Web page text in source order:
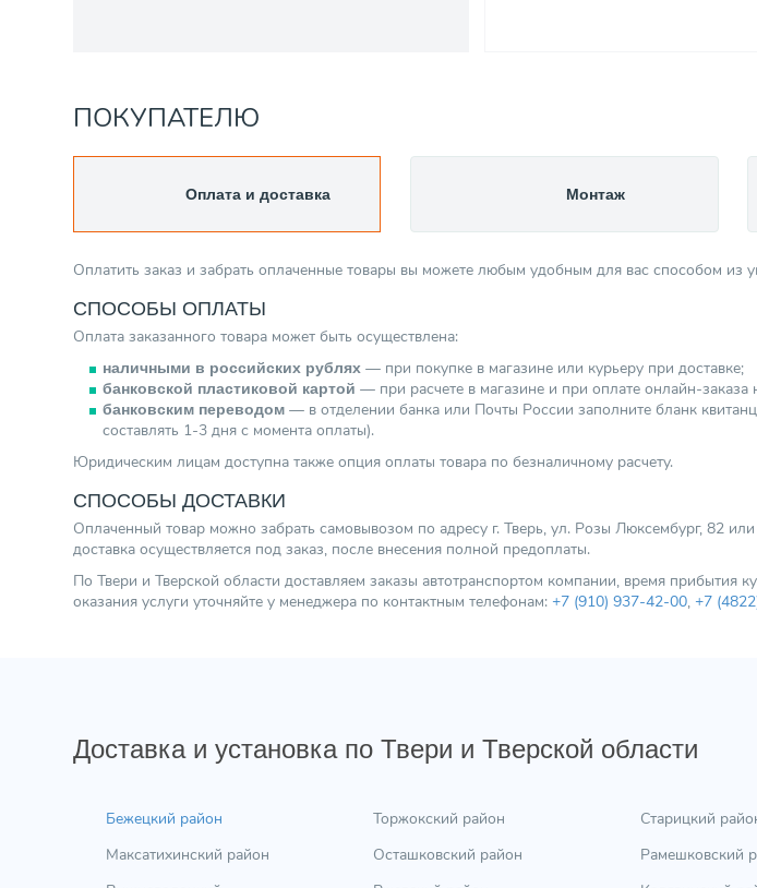
ПОКУПАТЕЛЮ
Оплата и доставка
Оплатить заказ и забрать оплаченные товары вы можете любым удобным для вас способом из
СПОСОБЫ ОПЛАТЫ
Оплата заказанного товара может быть осуществлена:
наличными в российских рублях — при покупке в магазине или курьеру при доставке;
банковской пластиковой картой — при расчете в магазине и при оплате онлайн-
банковским переводом — в отделении банка или Почты России заполните бланк
составлять 1-3 дня с момента оплаты).
Юридическим лицам доступна также опция оплаты товара по безналичному расчету.
СПОСОБЫ ДОСТАВКИ
Оплаченный товар можно забрать самовывозом по адресу г. Тверь, ул. Розы Люксембург, 82
доставка осуществляется под заказ, после внесения полной предоплаты.
По Твери и Тверской области доставляем заказы автотранспортом компании, время
оказания услуги уточняйте у менеджера по контактным телефонам: +7 (910) 937-42-00, +7
Монтаж
Доставка и установка по Твери и Тверской области
Бежецкий район
Максатихинский район
Торжокский район
Осташковский район
Старицкий
Рамешковский